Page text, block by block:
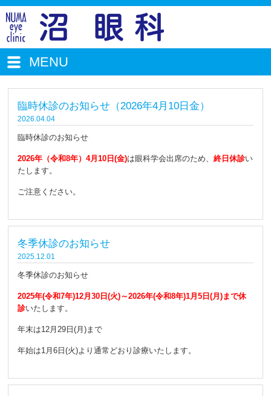
MENU
臨時休診のお知らせ（2026年4月10日金）
2026.04.04
臨時休診のお知らせ
2026年（令和8年）4月10日(金)は眼科学会出席のため、 終日休診い
たします。
ご注意ください。
冬季休診のお知らせ
2025.12.01
冬季休診のお知らせ
2025年(令和7年)12月30日(火)～2026年(令和8年)1月5日(月)まで休
診いたします。
年末は12月29日(月)まで
年始は1月6日(火)より通常どおり診療いたします。